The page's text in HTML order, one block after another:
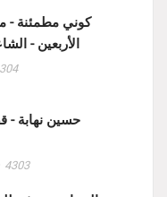
كوني مطمئنة -
الأربعين -
حسين نهابة -
4303